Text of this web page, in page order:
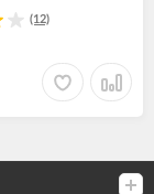
(12)